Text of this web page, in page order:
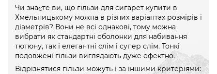
Чи знаєте ви, що гільзи для сигарет купити в
Хмельницькому можна в різних варіантах розмірів і
діаметрів? Вони не всі однакові, тому можна
вибрати як стандартні оболонки для набивання
тютюну, так і елегантні слім і супер слім. Тонкі
подовжені гільзи виглядають дуже ефектно.
Відрізнятися гільзи можуть і за іншими критеріями: